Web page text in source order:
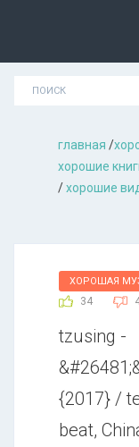
главная /
хорошие
/хорошие
ХОРОШАЯ
34
tzusing -
{2017} /
beat,